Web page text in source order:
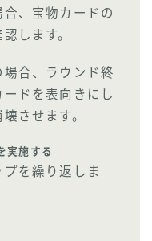
、宝物カードの
します。
合、ラウンド終
ドを表向きにし
させます。
実施する
を繰り返しま